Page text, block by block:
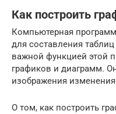
Как построить
Компьютерная
для составления
важной функцией этой
графиков и диаграмм.
изображения
О том, как построить